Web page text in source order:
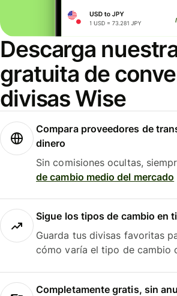
Descarga
gratuita de
divisas Wise
Compara proveedores de
dinero
Sin comisiones ocultas,
de cambio medio del mercado
Sigue los tipos de cambio en
Guarda tus divisas favoritas
cómo varía el tipo de cambio
Completamente gratis, sin